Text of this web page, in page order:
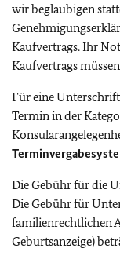
wir beglaubigen
Kaufvertrags. Ihr
Kaufvertrags
Für eine
Termin in der
Die Gebühr für die
Die Gebühr für
familienrechtlichen
Geburtsanzeige)